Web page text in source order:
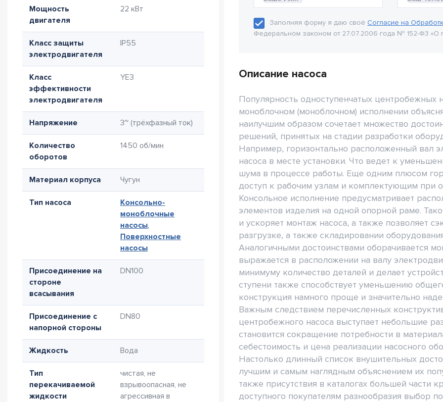
Мощность
двигателя
22 кВт
Класс защиты
электродвигателя
IP55
Класс
эффективности
электродвигателя
YE3
Напряжение 3~ (трёхфазный ток)
Количество
оборотов
1450 об/мин
Материал корпуса Чугун
Тип насоса
Консольно-
моноблочные
насосы,
Поверхностные
насосы
Присоединение на
стороне
всасывания
DN100
Присоединение с
напорной стороны
DN80
Жидкость Вода
Тип
перекачиваемой
жидкости
чистая, не
взрывоопасная, не
агрессивная в
Заполняя форму я даю своё Согласие на
Федеральном законом от 27.07.2006 года № 152-Ф3 «О
Описание насоса
Популярность одноступенчатых центробежных
моноблочном (моноблочном) исполнении
наилучшим образом сочетает множество
решений, принятых на стадии разработки
Например, горизонтально расположенный вал
насоса в месте установки. Что ведет к
шума в процессе работы. Еще одним плюсом
доступ к рабочим узлам и комплектующим при
Консольное исполнение предусматривает
элементов изделия на одной опорной раме.
и ускоряет монтаж насоса, а также позволяет
разгрузке, а также складировании
Аналогичными достоинствами оборачивается
выражается в расположении на валу
минимуму количество деталей и делает
ступени также способствует уменьшению
конструкция намного проще и значительно
Важным следствием перечисленных
центробежного насоса выступает небольшие
становится сокращение потребности в
себестоимость и цена реализации насосного
Настолько длинный список внушительных
лучшим и самым наглядным объяснением их
также присутствия в каталогах большей части
доступного покупателям разнообразия выбор